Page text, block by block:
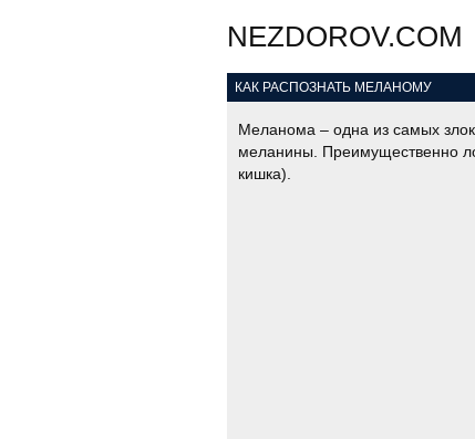
NEZDOROV.COM
КАК РАСПОЗНАТЬ МЕЛАНОМУ
Меланома – одна из самых
меланины. Преимущественно
кишка).